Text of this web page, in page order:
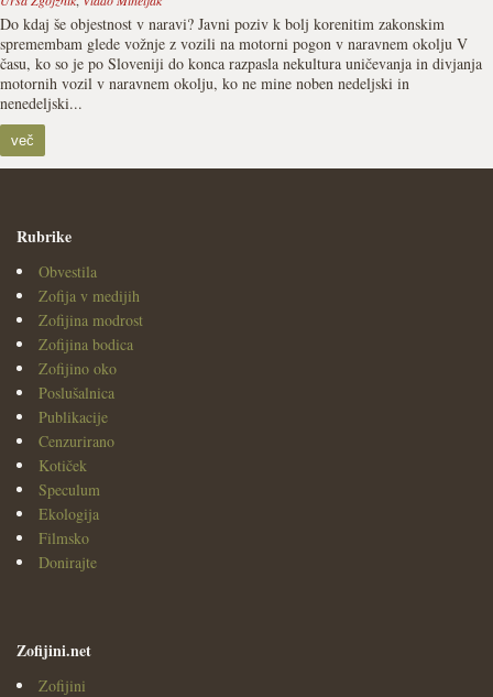
Do kdaj še objestnost v naravi? Javni poziv k bolj korenitim zakonskim
spremembam glede vožnje z vozili na motorni pogon v naravnem okolju V
času, ko so je po Sloveniji do konca razpasla nekultura uničevanja in divjanja
motornih vozil v naravnem okolju, ko ne mine noben nedeljski in
nenedeljski...
več
Rubrike
Obvestila
Zofija v medijih
Zofijina modrost
Zofijina bodica
Zofijino oko
Poslušalnica
Publikacije
Cenzurirano
Kotiček
Speculum
Ekologija
Filmsko
Donirajte
Zofijini.net
Zofijini